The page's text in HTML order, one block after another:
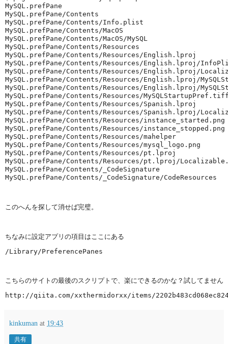
MySQL.prefPane
MySQL.prefPane/Contents
MySQL.prefPane/Contents/Info.plist
MySQL.prefPane/Contents/MacOS
MySQL.prefPane/Contents/MacOS/MySQL
MySQL.prefPane/Contents/Resources
MySQL.prefPane/Contents/Resources/English.lproj
MySQL.prefPane/Contents/Resources/English.lproj/
MySQL.prefPane/Contents/Resources/English.lproj/
MySQL.prefPane/Contents/Resources/English.lproj/
MySQL.prefPane/Contents/Resources/English.lproj/
MySQL.prefPane/Contents/Resources/
MySQL.prefPane/Contents/Resources/Spanish.lproj
MySQL.prefPane/Contents/Resources/Spanish.lproj/
MySQL.prefPane/Contents/Resources/instance_started.png
MySQL.prefPane/Contents/Resources/instance_stopped.png
MySQL.prefPane/Contents/Resources/mahelper
MySQL.prefPane/Contents/Resources/mysql_logo.png
MySQL.prefPane/Contents/Resources/pt.lproj
MySQL.prefPane/Contents/Resources/pt.lproj/
MySQL.prefPane/Contents/_CodeSignature
MySQL.prefPane/Contents/_CodeSignature/CodeResources
このへんを探して消せば完璧。
ちなみに設定アプリの項目はここにある
/Library/PreferencePanes
こちらのサイトの最後のスクリプトで、楽にできるのかな？試してません
http://qiita.com/xxthermidorxx/items/
kinkuman at 19:43
共有